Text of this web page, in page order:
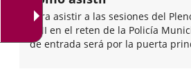
Para asistir a las sesiones del
DNI en el reten de la Policía
de entrada será por la puerta